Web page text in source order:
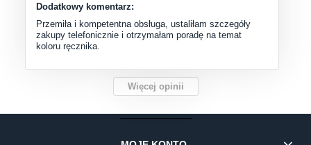
Dodatkowy komentarz:
Przemiła i kompetentna obsługa, ustaliłam szczegóły
zakupy telefonicznie i otrzymałam poradę na temat
koloru ręcznika.
Więcej opinii